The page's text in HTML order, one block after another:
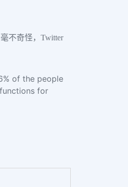
不奇怪，Twitter
of the people
for